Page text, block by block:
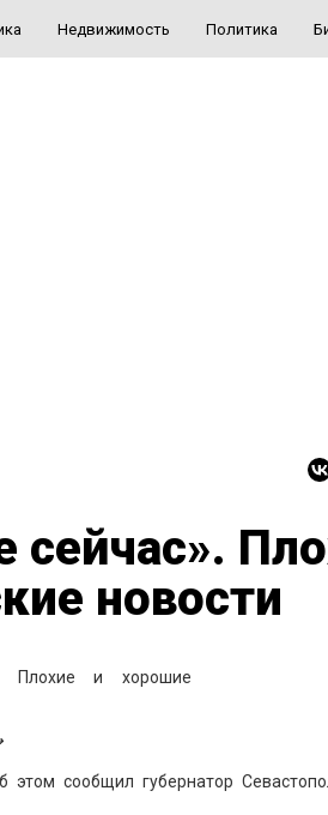
Недвижимость Политика
сейчас».
новости
сообщил губернатор